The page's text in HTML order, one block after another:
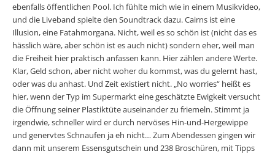
ebenfalls öffentlichen Pool. Ich fühlte mich wie in einem Musikvideo,
und die Liveband spielte den Soundtrack dazu. Cairns ist eine
Illusion, eine Fatahmorgana. Nicht, weil es so schön ist (nicht das es
hässlich wäre, aber schön ist es auch nicht) sondern eher, weil man
die Freiheit hier praktisch anfassen kann. Hier zählen andere Werte.
Klar, Geld schon, aber nicht woher du kommst, was du gelernt hast,
oder was du anhast. Und Zeit existiert nicht. „No worries“ heißt es
hier, wenn der Typ im Supermarkt eine geschätzte Ewigkeit versucht
die Öffnung seiner Plastiktüte auseinander zu friemeln. Stimmt ja
irgendwie, schneller wird er durch nervöses Hin-und-Hergewippe
und genervtes Schnaufen ja eh nicht… Zum Abendessen gingen wir
dann mit unserem Essensgutschein und 238 Broschüren, mit Tipps